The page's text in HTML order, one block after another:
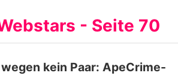
Stars
Filme & Serien
Lifestyle
- Seite 70
kein Paar: ApeCrime-